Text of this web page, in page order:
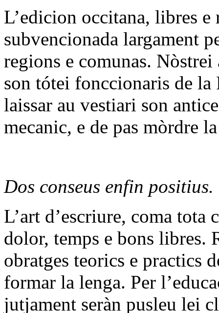
L’edicion occitana, libres e
subvencionada largament
regions e comunas.
son tótei fonccionaris de la
laissar au vestiari son
mecanic, e de pas mòrdre
Dos conseus enfin positius.
L’art d’escriure, coma tota
dolor, temps e bons libres.
obratges teorics e practics
formar la lenga. Per
jutjament seràn pusleu lei